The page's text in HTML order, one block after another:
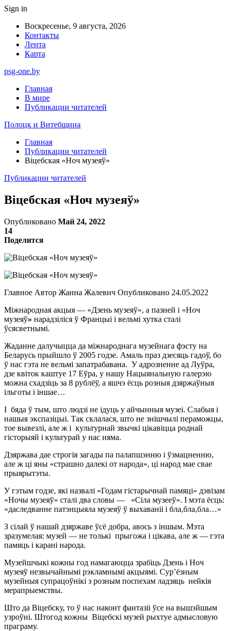
Sign in
Воскресенье, 9 августа, 2026
Контакты
Лента
Карта
psg-one.by
Главная
В мире
Публикации читателей
Полоцк и Витебщина
Главная
Публикации читателей
Віцебская «Ноч музеяў»
Публикации читателей
Віцебская «Ноч музеяў»
Опубликовано Май 24, 2022
14
Поделится
Главное Автор Жанна Жалевич Опубликовано 24.05.2022
Міжнародная акцыя — «Дзень музеяў», а пазней і «Ноч
музеяў» нарадзіліся ў Францыі і вельмі хутка сталі
ўсясветнымі.
Жаданне далучыцца да міжнароднага музейнага фэсту на
Беларусь прыйшло ў 2005 годзе. Амаль праз дзесяць гадоў, бо
ў нас гэта не вельмі запатрабавана. У адрозненне ад Луўра,
дзе квіток каштуе 17 Еўра, у нашу Нацыянальную галерэю
можна схадзіць за 8 рублёў, а яшчэ ёсць розныя дзяржаўныя
ільготы і іншае…
І бяда ў тым, што людзі не ідуць у айчынныя музеі. Слабыя і
нашыя экспазіцыі. Так склалася, што не знішчылі пераможцы,
тое вывезлі, але ж і культурнай звычкі цікавіцца роднай
гісторыяй і культурай у нас няма.
Дзяржава дае строгія загады па палапшэнню і ўзмацненню,
але ж ці яны «страшно далекі от народа», ці народ мае свае
прыярытэты.
У гэтым годзе, які назвалі «Годам гістарычнай памяці» дэвізам
«Ночы музеяў» сталі два словы — «Сіла музееў». І мэта ёсць:
«даследванне патэнцыяла музеяў ў выхаваніі і бла,бла,бла…»
З сілай ў нашай дзяржаве ўсё добра, авось з іншым. Мэта
зразумелая: музей — не толькі прыгожа і цікава, але ж — гэта
памяць і карані народа.
Музейшчыкі кожны год намагаюцца зрабіць Дзень і Ноч
музеяў незвычайнымі рэкламнымі акцыямі. Сур’ёзным
музейныя супрацоўнікі з розным поспехам ладзяць нейкія
мерапрыемствы.
Што да Віцебску, то ў нас наконт фантазіі ўсе на вышэйшым
узроўні. Штогод кожны Віцебскі музей рыхтуе адмысловую
праграму.